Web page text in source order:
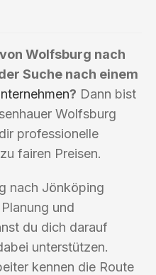
Wolfsburg nach
Suche nach einem
? Dann bist
Wolfsburg
professionelle
fairen Preisen.
nach Jönköping
und
du dich darauf
unterstützen.
kennen die Route